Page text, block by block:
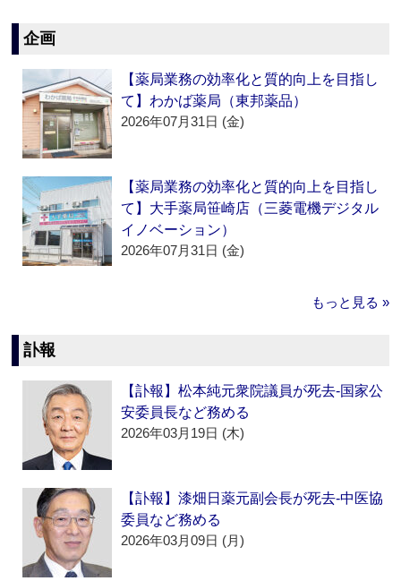
企画
【薬局業務の効率化と質的向上を目指し
て】わかば薬局（東邦薬品）
2026年07月31日 (金)
【薬局業務の効率化と質的向上を目指し
て】大手薬局笹崎店（三菱電機デジタル
イノベーション）
2026年07月31日 (金)
もっと見る »
訃報
【訃報】松本純元衆院議員が死去‐国家公
安委員長など務める
2026年03月19日 (木)
【訃報】漆畑日薬元副会長が死去‐中医協
委員など務める
2026年03月09日 (月)